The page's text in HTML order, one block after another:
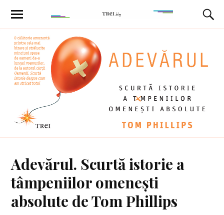
Adevărul. Scurtă istorie a
tâmpeniilor omenești
absolute de Tom Phillips